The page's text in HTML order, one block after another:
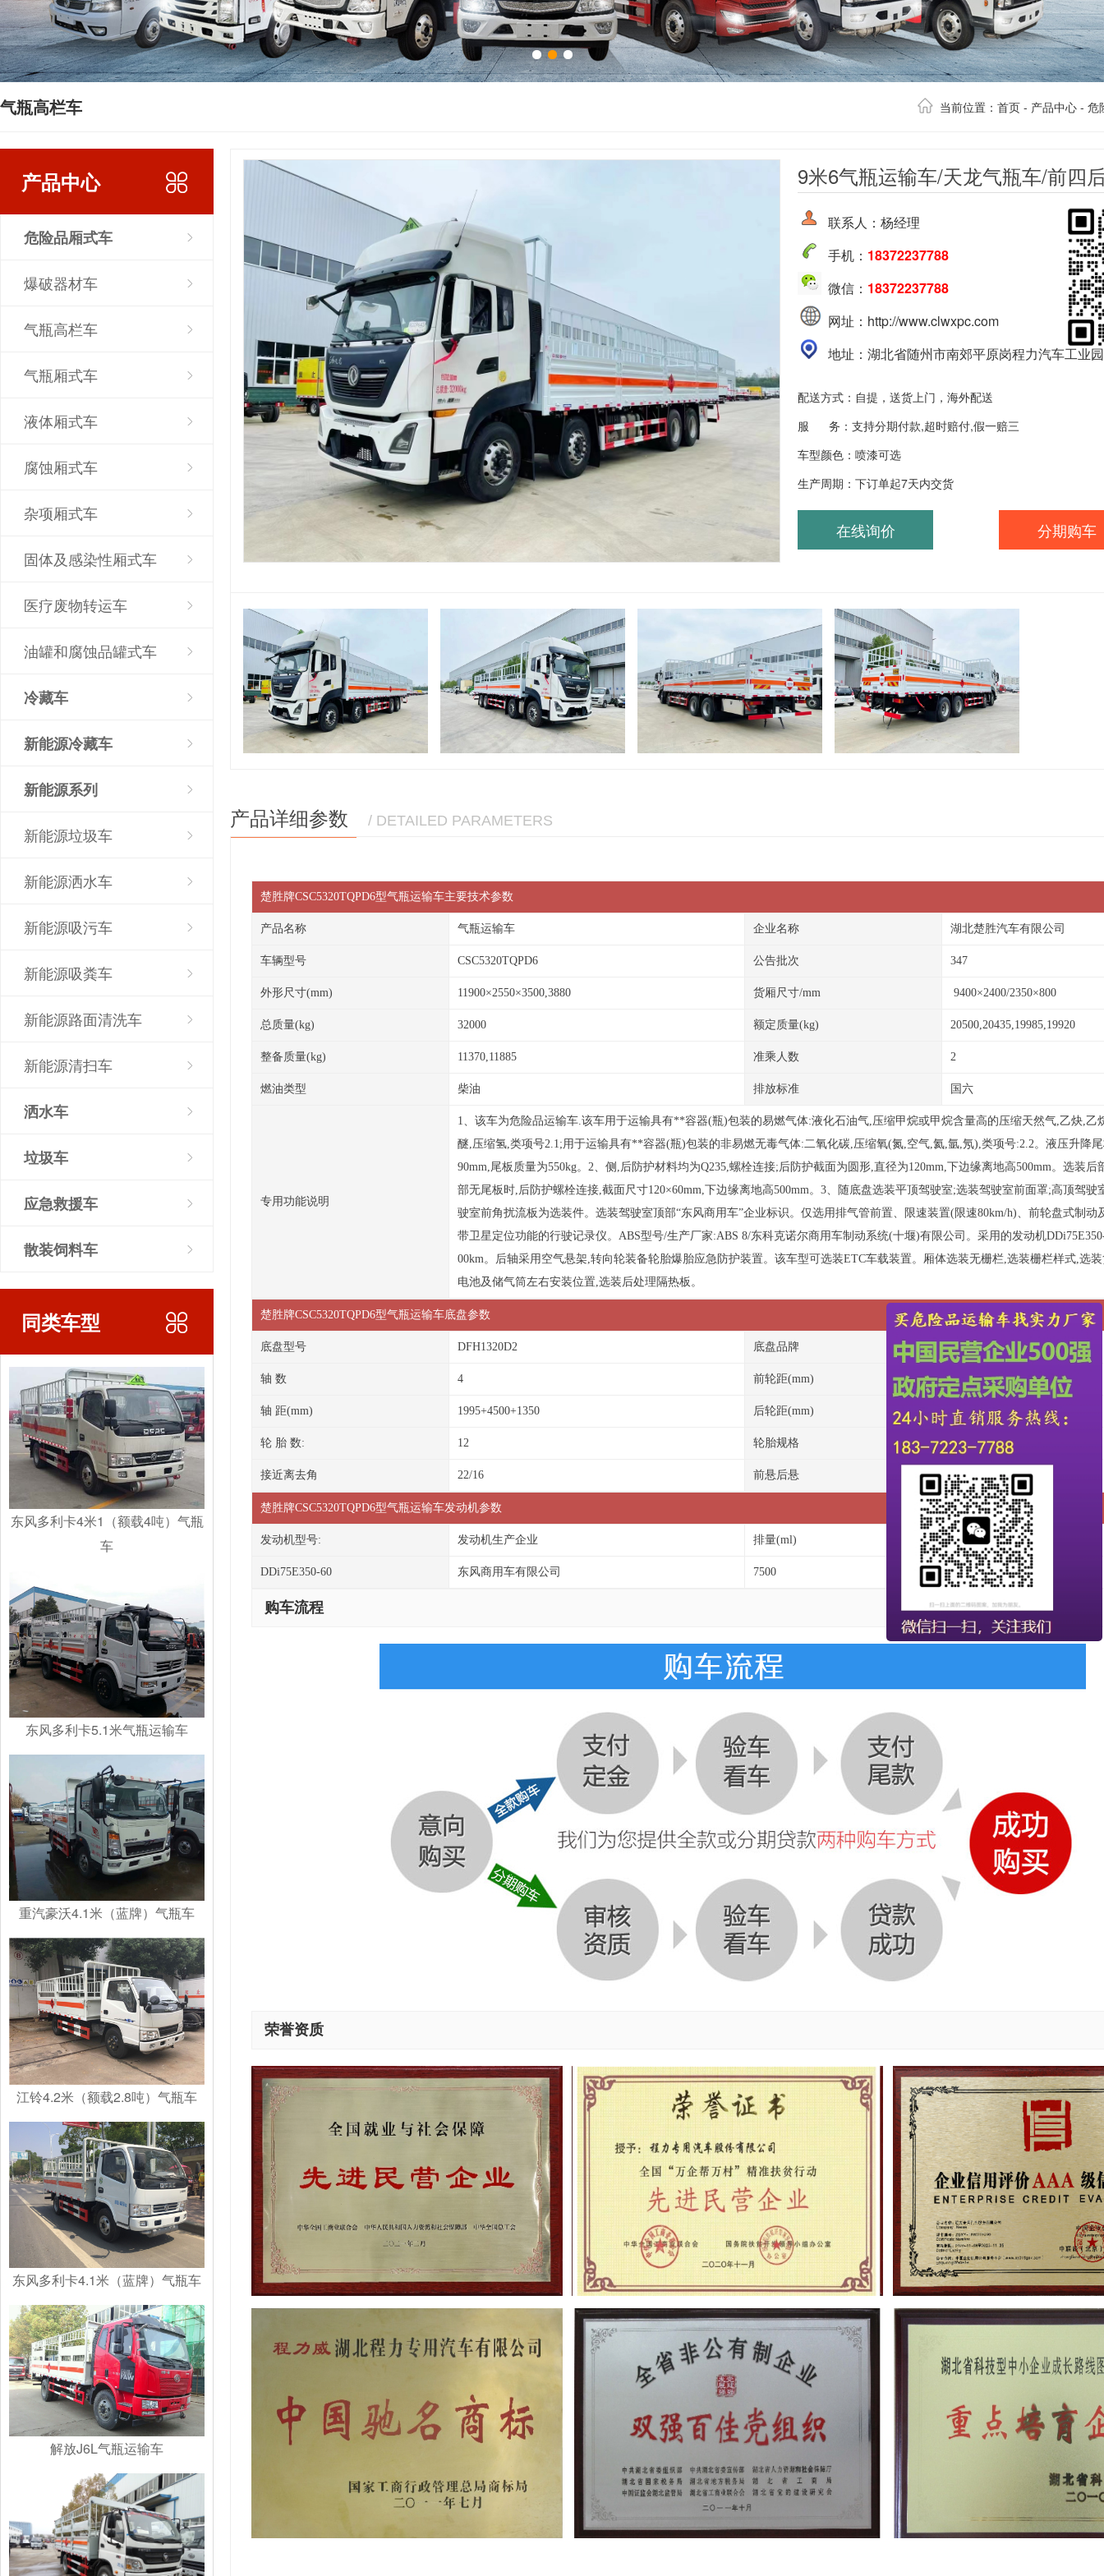
气瓶高栏车 当前位置： 首页 - 产品中心 - 危
产品中心
危险品厢式车
爆破器材车
气瓶高栏车
气瓶厢式车
液体厢式车
腐蚀厢式车
杂项厢式车
固体及感染性厢式车
医疗废物转运车
油罐和腐蚀品罐式车
冷藏车
新能源冷藏车
新能源系列
新能源垃圾车
新能源洒水车
新能源吸污车
新能源吸粪车
新能源路面清洗车
新能源清扫车
洒水车
垃圾车
应急救援车
散装饲料车
同类车型
东风多利卡4米1（额载4吨）气瓶
车
东风多利卡5.1米气瓶运输车
重汽豪沃4.1米（蓝牌）气瓶车
江铃4.2米（额载2.8吨）气瓶车
东风多利卡4.1米（蓝牌）气瓶车
解放J6L气瓶运输车
联系人：杨经理
手机： 18372237788
微信： 18372237788
网址：http://www.clwxpc.com
地址：湖北省随州市南郊平原岗程力汽车工业园
配送方式：自提，送货上门，海外配送
服 务：支持分期付款,超时赔付,假一赔三
车型颜色：喷漆可选
生产周期：下订单起7天内交货
在线询价 分期购车
产品详细参数 / DETAILED PARAMETERS
楚胜牌CSC5320TQPD6型气瓶运输车主要技术参数
产品名称 气瓶运输车 企业名称 湖北楚胜汽车有限公司
车辆型号 CSC5320TQPD6 公告批次 347
外形尺寸(mm) 11900×2550×3500,3880 货厢尺寸/mm 9400×2400/2350×800
总质量(kg) 32000 额定质量(kg) 20500,20435,19985,19920
整备质量(kg) 11370,11885 准乘人数 2
燃油类型 柴油 排放标准 国六
专用功能说明
1、该车为危险品运输车.该车用于运输具有**容器(瓶)包装的易燃气体:液化石油气,压缩甲烷或甲烷含量高的压缩天然气,乙炔,乙
醚,压缩氢,类项号2.1;用于运输具有**容器(瓶)包装的非易燃无毒气体:二氧化碳,压缩氧(氮,空气,氦,氩,氖),类项号:2.2。液压升降
90mm,尾板质量为550kg。2、侧,后防护材料均为Q235,螺栓连接;后防护截面为圆形,直径为120mm,下边缘离地高500mm。选装
部无尾板时,后防护螺栓连接,截面尺寸120×60mm,下边缘离地高500mm。3、随底盘选装平顶驾驶室;选装驾驶室前面罩;高顶驾驶
驶室前角扰流板为选装件。选装驾驶室顶部“东风商用车”企业标识。仅选用排气管前置、限速装置(限速80km/h)、前轮盘式制动
带卫星定位功能的行驶记录仪。ABS型号/生产厂家:ABS 8/东科克诺尔商用车制动系统(十堰)有限公司。采用的发动机
00km。后轴采用空气悬架,转向轮装备轮胎爆胎应急防护装置。该车型可选装ETC车载装置。厢体选装无栅栏,选装栅栏样式,选
电池及储气筒左右安装位置,选装后处理隔热板。
楚胜牌CSC5320TQPD6型气瓶运输车底盘参数
底盘型号 DFH1320D2 底盘品牌 东风牌
轴 数 4 前轮距(mm) 2030/2030
轴 距(mm) 1995+4500+1350 后轮距(mm) 1860/1860,
轮 胎 数: 12 轮胎规格 295/80R22.5 18PR
接近离去角 22/16 前悬后悬 1480/2095
楚胜牌CSC5320TQPD6型气瓶运输车发动机参数
发动机型号: 发动机生产企业 排量(ml) 功率(kw)/马力(PS):
DDi75E350-60 东风商用车有限公司 7500 257
购车流程
荣誉资质